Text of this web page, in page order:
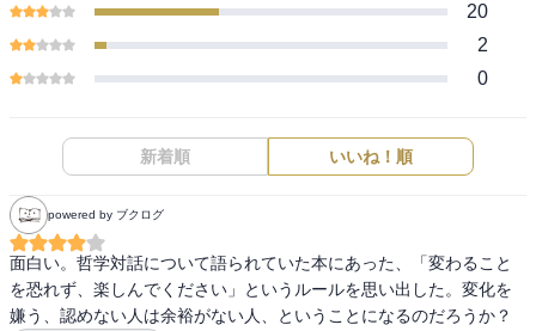
20
2
0
新着順 いいね！順
powered by ブクログ
面白い。哲学対話について語られていた本にあった、「変わること
を恐れず、楽しんでください」というルールを思い出した。変化を
嫌う、認めない人は余裕がない人、ということになるのだろうか？